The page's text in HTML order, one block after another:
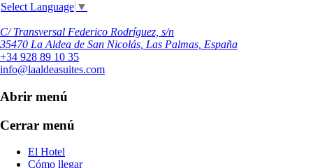
Select Language ▼
C/ Transversal Federico Rodríguez, s/n
35470 La Aldea de San Nicolás, Las Palmas, España
+34 928 89 10 35
info@laaldeasuites.com
Abrir menú
Cerrar menú
El Hotel
Cómo llegar